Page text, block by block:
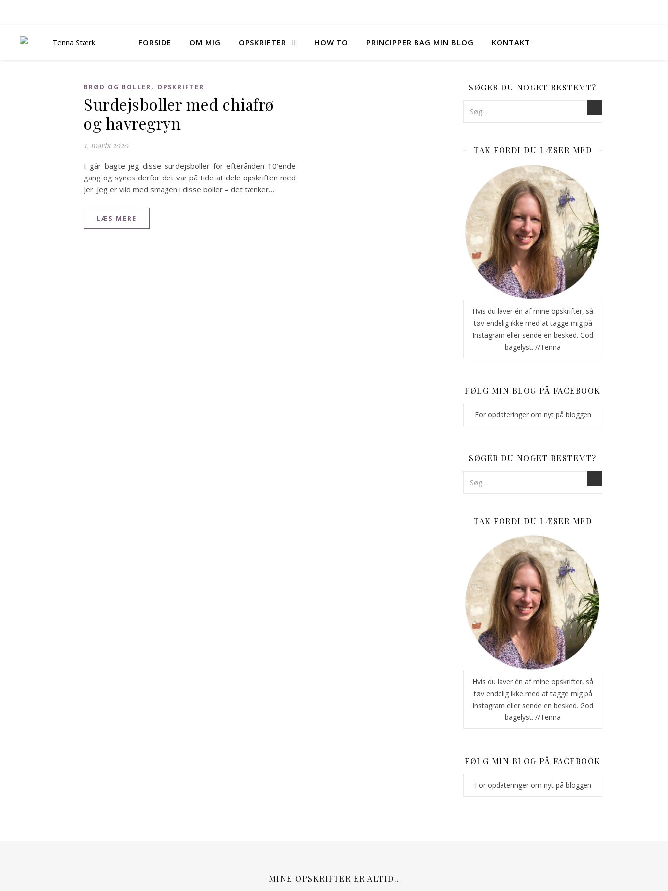
FORSIDE OM MIG OPSKRIFTER HOW TO PRINCIPPER BAG MIN BLOG KONTAKT
BRØD OG BOLLER, OPSKRIFTER
Surdejsboller med chiafrø
og havregryn
1. marts 2020
I går bagte jeg disse surdejsboller for efterånden 10’ende
gang og synes derfor det var på tide at dele opskriften med
Jer. Jeg er vild med smagen i disse boller – det tænker…
LÆS MERE
SØGER DU NOGET BESTEMT?
TAK FORDI DU LÆSER MED
Hvis du laver én af mine opskrifter, så
tøv endelig ikke med at tagge mig på
Instagram eller sende en besked. God
bagelyst. //Tenna
FØLG MIN BLOG PÅ FACEBOOK
For opdateringer om nyt på bloggen
SØGER DU NOGET BESTEMT?
TAK FORDI DU LÆSER MED
Hvis du laver én af mine opskrifter, så
tøv endelig ikke med at tagge mig på
Instagram eller sende en besked. God
bagelyst. //Tenna
FØLG MIN BLOG PÅ FACEBOOK
For opdateringer om nyt på bloggen
MINE OPSKRIFTER ER ALTID..